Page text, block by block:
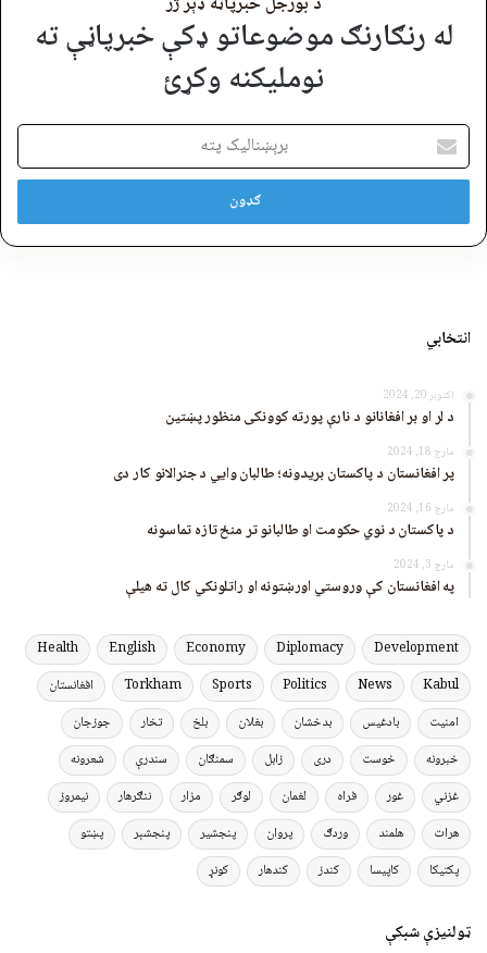
له رنګارنګ موضوعاتو ډکې خبرپاڼې ته
نوملیکنه وکړئ
برېښنالیک
پته
انتخابي
اکتوبر 20, 2024
د لر او بر افغانانو د نارې پورته کوونکی منظور پښتین
مارچ 18, 2024
پر افغانستان د پاکستان بریدونه؛ طالبان وايي د جنرالانو کار دی
مارچ 16, 2024
د پاکستان د نوي حکومت او طالبانو تر منځ تازه تماسونه
مارچ 3, 2024
په افغانستان کې وروستي اورښتونه او راتلونکي کال ته هیلې
Development
Diplomacy
Economy
English
Health
Kabul
News
Politics
Sports
Torkham
افغانستان
امنیت
بادغیس بدخشان بغلان بلخ تخار
جوزجان
خبرونه
خوست دری زابل سمنګان سندرې
شعرونه
غزني
غور فراه لغمان لوګر مزار ننګرهار
نیمروز
هرات
هلمند وردګ پروان پنجشیر پنجشېر
پښتو
پکتیکا
کاپیسا کندز کندهار کونړ
ټولنیزې شبکې